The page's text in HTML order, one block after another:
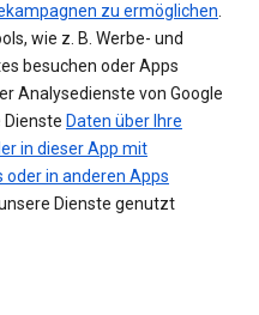
zu ermöglichen.
wie z. B. Werbe- und
besuchen oder Apps
Analysedienste von Google
Daten über Ihre
in dieser App mit
in anderen Apps
Dienste genutzt